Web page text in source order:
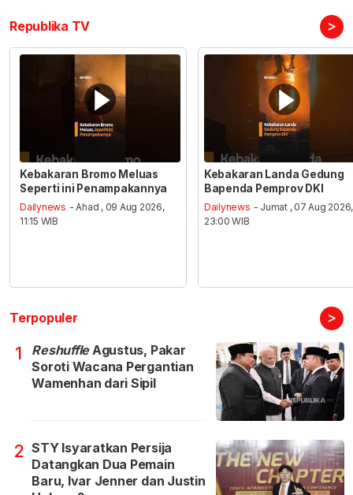
Republika TV >
Kebakaran Bromo Meluas
Seperti ini Penampakannya
Dailynews - Ahad , 09 Aug 2026,
11:15 WIB
Kebakaran Landa Gedung
Bapenda Pemprov DKI
Dailynews - Jumat , 07 Aug 2026,
23:00 WIB
Terpopuler >
1 ReshuffleAgustus, Pakar
Soroti Wacana Pergantian
Wamenhan dari Sipil
2 STY Isyaratkan Persija
Datangkan Dua Pemain
Baru, Ivar Jenner dan Justin